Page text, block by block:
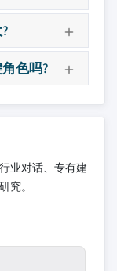
色吗?
业对话、专有建
究。